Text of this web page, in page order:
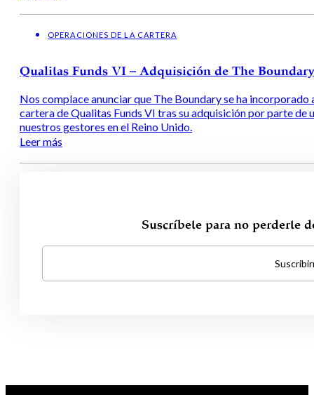
OPERACIONES DE LA CARTERA
Qualitas Funds VI – Adquisición de The
Nos complace anunciar que The Boundary se ha incorporado
cartera de Qualitas Funds VI tras su adquisición por parte de
nuestros gestores en el Reino Unido.
Leer más
Suscríbete para no perderte